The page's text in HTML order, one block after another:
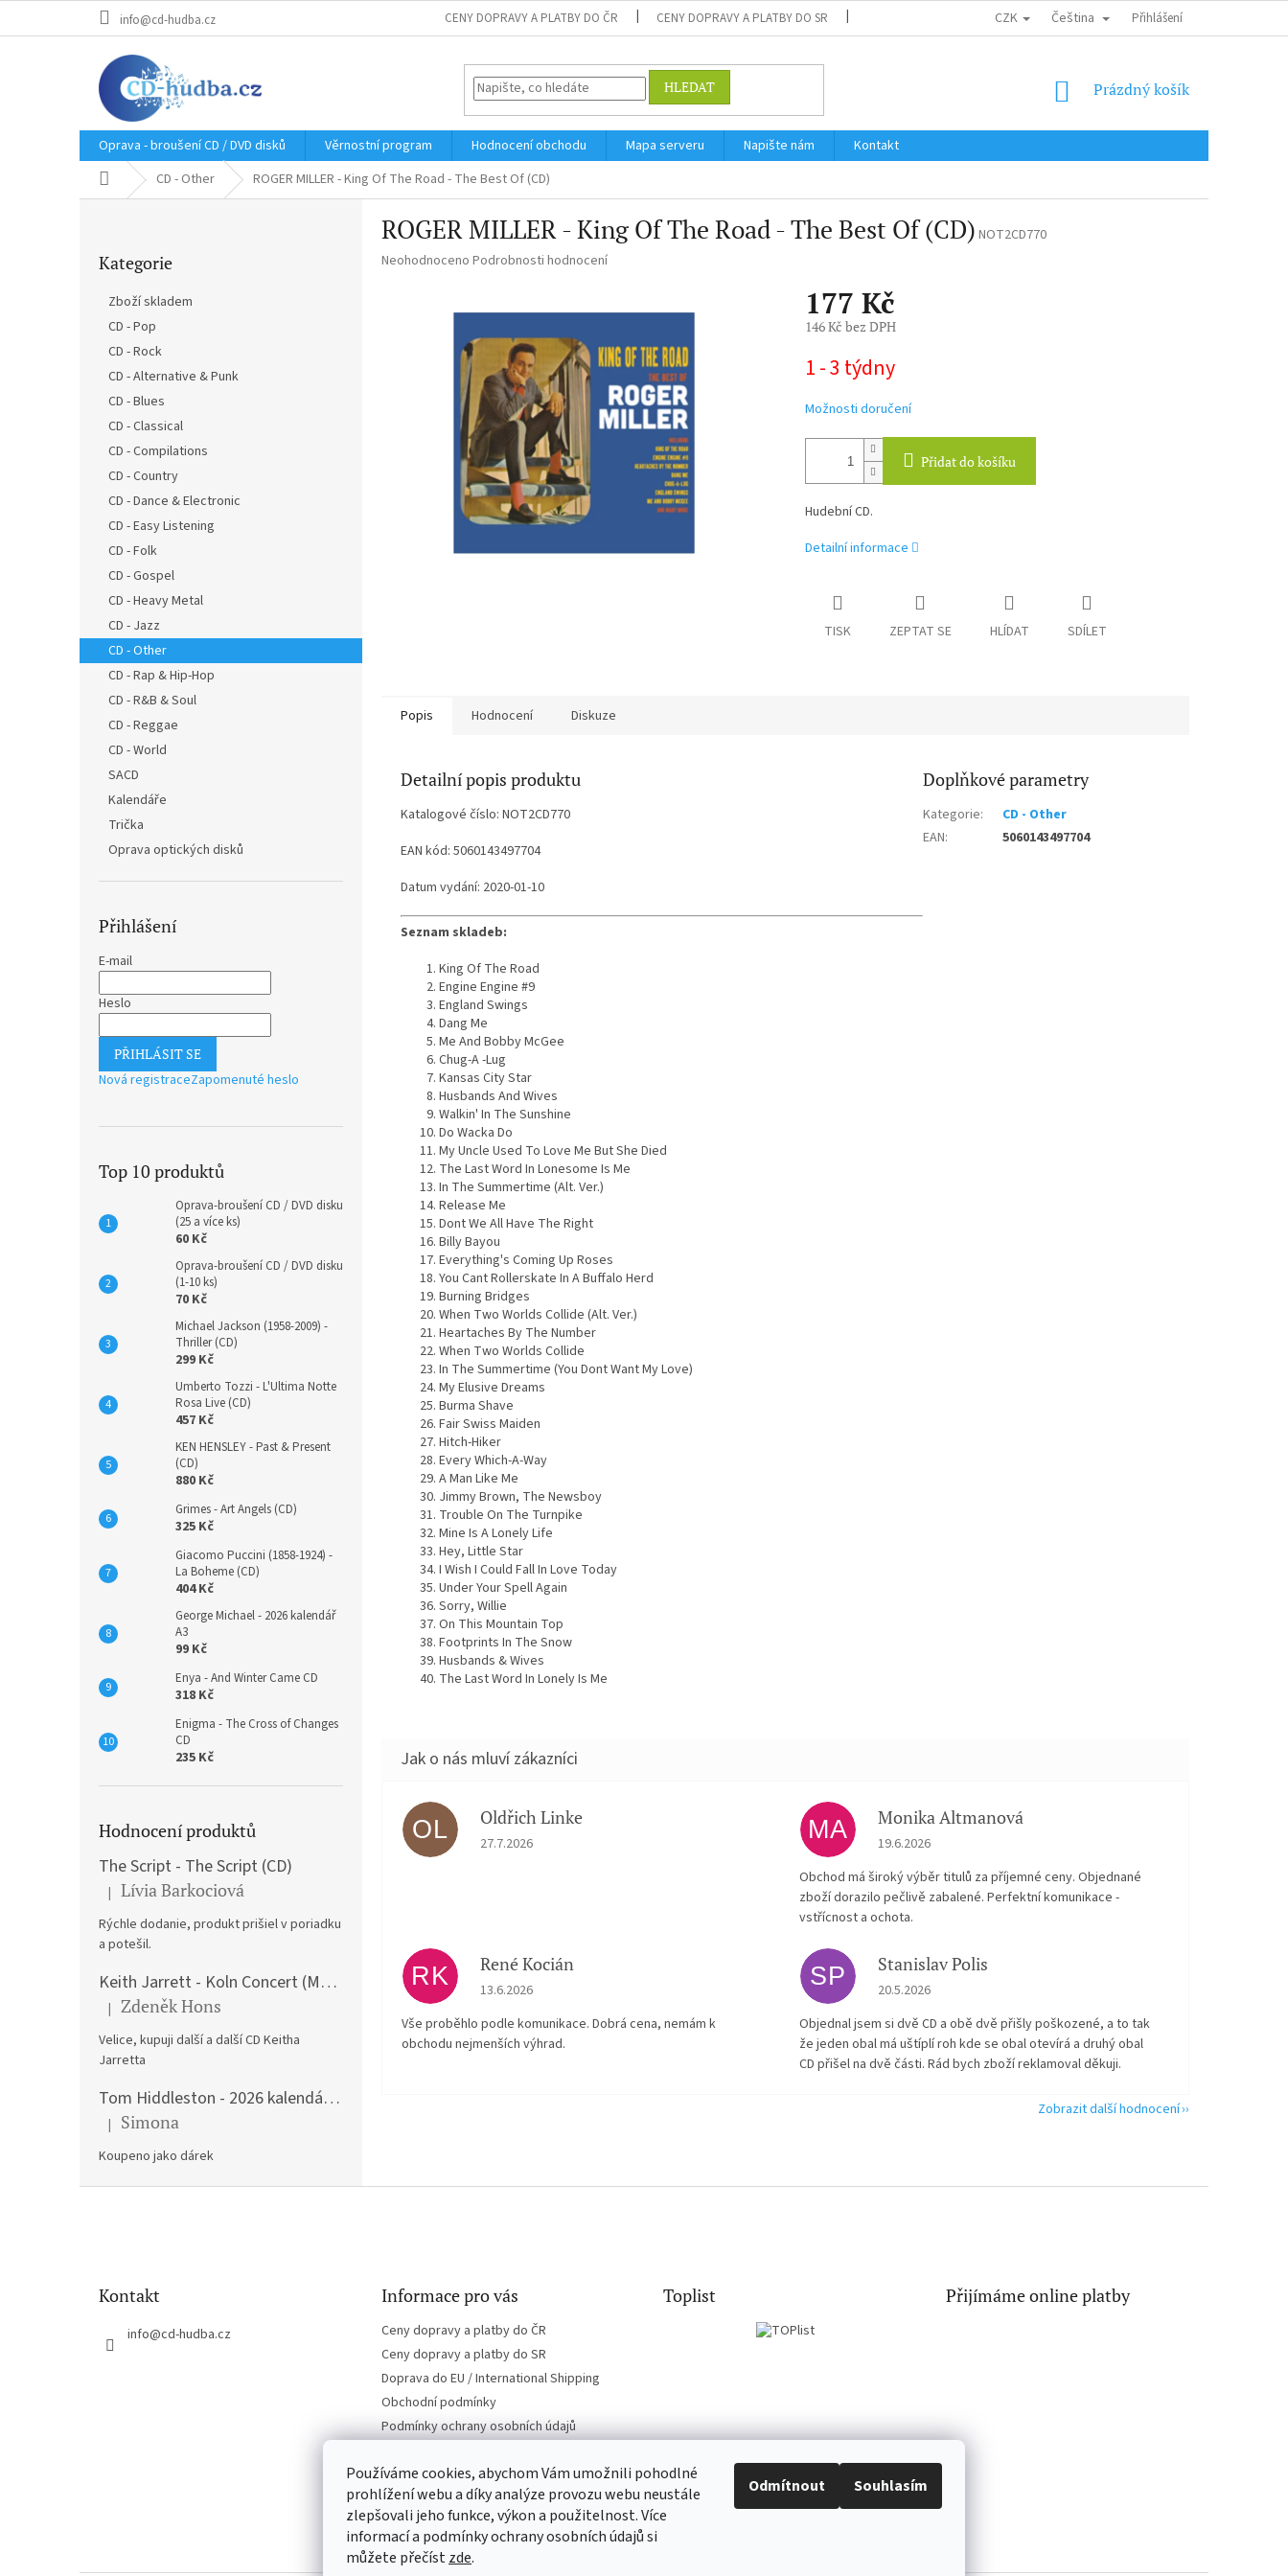
Používáme cookies, abychom Vám umožnili pohodlné
prohlížení webu a díky analýze provozu webu neustále
zlepšovali jeho funkce, výkon a použitelnost. Více
informací a podmínky ochrany osobních údajů si
můžete přečístzde.
Odmítnout Souhlasím
info@cd-hudba.cz CENY DOPRAVY A PLATBY DO ČR CENY DOPRAVY A PLATBY DO SR DOPRAVA DO EU / INTERNATIONAL SHIPPING OBCHODNÍ PODMÍNKY
CZK Čeština Přihlášení
HLEDAT
NÁKUPNÍ
Prázdný košík
Oprava - broušení CD / DVD disků Věrnostní program Hodnocení obchodu Mapa serveru Napište nám
Kontakt
Domů CD - Other ROGER MILLER - King Of The Road - The Best Of (CD)
kategorie
Kategorie
Zboží skladem
CD - Pop
CD - Rock
CD - Alternative & Punk
CD - Blues
CD - Classical
CD - Compilations
CD - Country
CD - Dance & Electronic
CD - Easy Listening
CD - Folk
CD - Gospel
CD - Heavy Metal
CD - Jazz
CD - Other
CD - Rap & Hip-Hop
CD - R&B & Soul
CD - Reggae
CD - World
SACD
Kalendáře
Trička
Oprava optických disků
Přihlášení
E-mail
Heslo
PŘIHLÁSIT SE
Nová registraceZapomenuté heslo
Top 10 produktů
Oprava-broušení CD / DVD disku
(25 a více ks)
60 Kč
Oprava-broušení CD / DVD disku
(1-10 ks)
70 Kč
Michael Jackson (1958-2009) -
Thriller (CD)
299 Kč
Umberto Tozzi - L'Ultima Notte
Rosa Live (CD)
457 Kč
KEN HENSLEY - Past & Present
(CD)
880 Kč
Grimes - Art Angels (CD)
325 Kč
Giacomo Puccini (1858-1924) -
La Boheme (CD)
404 Kč
George Michael - 2026 kalendář
A3
99 Kč
Enya - And Winter Came CD
318 Kč
Enigma - The Cross of Changes
CD
235 Kč
Hodnocení produktů
The Script - The Script (CD)
Hodnocení produktu je 5 z 5 hvězdiček.
| Lívia Barkociová
Rýchle dodanie, produkt prišiel v poriadku
a potešil.
Keith Jarrett - Koln Concert (Music CD)
Hodnocení produktu je 5 z 5 hvězdiček.
| Zdeněk Hons
Velice, kupuji další a další CD Keitha
Jarretta
Tom Hiddleston - 2026 kalendář A3
Hodnocení produktu je 5 z 5 hvězdiček.
| Simona
Koupeno jako dárek
ROGER MILLER - King Of The Road - The Best Of (CD) NOT2CD770
Průměrné
Neohodnoceno Podrobnosti hodnocení
177 Kč
146 Kč bez DPH
cena:
1 - 3 týdny
Možnosti doručení
Přidat do košíku
Hudební CD.
Detailní informace
TISK ZEPTAT SE HLÍDAT SDÍLET
Popis Hodnocení Diskuze
Detailní popis produktu
Katalogové číslo: NOT2CD770
EAN kód: 5060143497704
Datum vydání: 2020-01-10
Seznam skladeb:
King Of The Road
Engine Engine #9
England Swings
Dang Me
Me And Bobby McGee
Chug-A -Lug
Kansas City Star
Husbands And Wives
Walkin' In The Sunshine
Do Wacka Do
My Uncle Used To Love Me But She Died
The Last Word In Lonesome Is Me
In The Summertime (Alt. Ver.)
Release Me
Dont We All Have The Right
Billy Bayou
Everything's Coming Up Roses
You Cant Rollerskate In A Buffalo Herd
Burning Bridges
When Two Worlds Collide (Alt. Ver.)
Heartaches By The Number
When Two Worlds Collide
In The Summertime (You Dont Want My Love)
My Elusive Dreams
Burma Shave
Fair Swiss Maiden
Hitch-Hiker
Every Which-A-Way
A Man Like Me
Jimmy Brown, The Newsboy
Trouble On The Turnpike
Mine Is A Lonely Life
Hey, Little Star
I Wish I Could Fall In Love Today
Under Your Spell Again
Sorry, Willie
On This Mountain Top
Footprints In The Snow
Husbands & Wives
The Last Word In Lonely Is Me
Doplňkové parametry
Kategorie:
CD - Other
EAN: 5060143497704
OL Oldřich Linke
Hodnocení obchodu je 5 z 5 hvězdiček.
27.7.2026 MA Monika Altmanová
Hodnocení obchodu je 5 z 5 hvězdiček.
19.6.2026
Obchod má široký výběr titulů za příjemné ceny. Objednané
zboží dorazilo pečlivě zabalené. Perfektní komunikace -
vstřícnost a ochota.
RK René Kocián
Hodnocení obchodu je 5 z 5 hvězdiček.
13.6.2026
Vše proběhlo podle komunikace. Dobrá cena, nemám k
obchodu nejmenších výhrad.
SP Stanislav Polis
Hodnocení obchodu je 2 z 5 hvězdiček.
20.5.2026
Objednal jsem si dvě CD a obě dvě přišly poškozené, a to tak
že jeden obal má uštíplí roh kde se obal otevírá a druhý obal
CD přišel na dvě části. Rád bych zboží reklamoval děkuji.
Zobrazit další hodnocení
Kontakt
info@cd-hudba.cz
Informace pro vás
Ceny dopravy a platby do ČR
Ceny dopravy a platby do SR
Doprava do EU / International Shipping
Obchodní podmínky
Podmínky ochrany osobních údajů
Toplist Přijímáme online platby
EN-filmy.cz CD-Soundtrack.cz